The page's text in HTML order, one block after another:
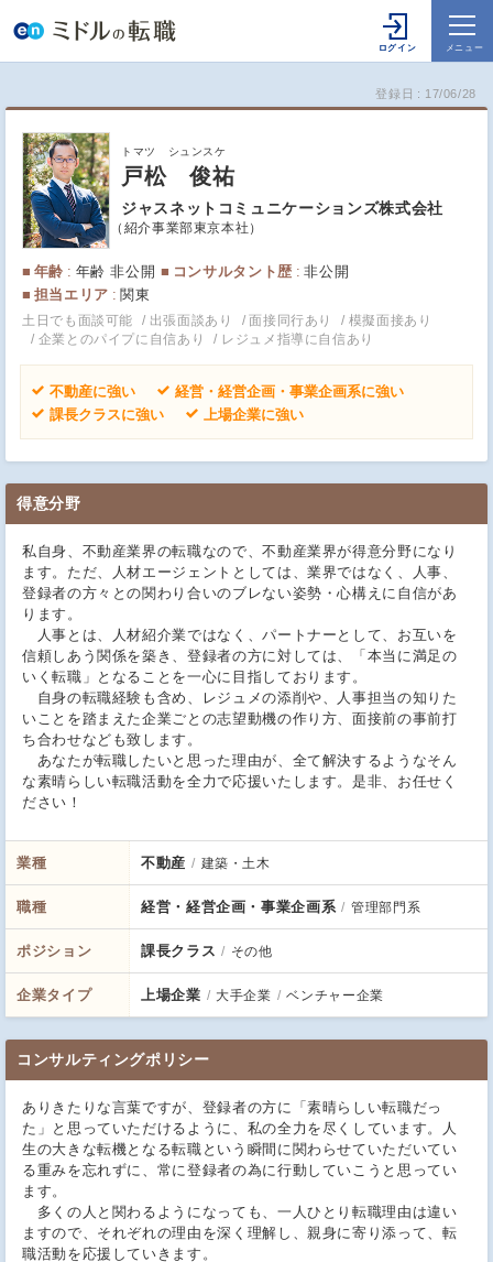
登録日 17/06/28
トマツ シュンスケ
戸松 俊祐
ジャスネットコミュニケーションズ株式会社
紹介事業部東京本社
年齢 年齢 非公開 コンサルタント歴
非公開
担当エリア
関東
土日でも面談可能 出張面談あり 面接同行あり
模擬面接あり
企業とのパイプに自信あり
レジュメ指導に自信あり
不動産に強い
経営・経営企画・事業企画系に強い
課長クラスに強い
上場企業に強い
得意分野
私自身、不動産業界の転職なので、不動産業界が得意分野になり
ます。ただ、人材エージェントとしては、業界ではなく、人事、
登録者の方々との関わり合いのブレない姿勢・心構えに自信があ
ります。
人事とは、人材紹介業ではなく、パートナーとして、お互いを
信頼しあう関係を築き、登録者の方に対しては、「本当に満足の
いく転職」となることを一心に目指しております。
自身の転職経験も含め、レジュメの添削や、人事担当の知りた
いことを踏まえた企業ごとの志望動機の作り方、面接前の事前打
ち合わせなども致します。
あなたが転職したいと思った理由が、全て解決するようなそん
な素晴らしい転職活動を全力で応援いたします。是非、お任せく
ださい！
業種 不動産 建築・土木
職種 経営・経営企画・事業企画系 管理部門系
ポジション 課長クラス その他
企業タイプ 上場企業 大手企業 ベンチャー企業
コンサルティングポリシー
ありきたりな言葉ですが、登録者の方に「素晴らしい転職だっ
た」と思っていただけるように、私の全力を尽くしています。人
生の大きな転機となる転職という瞬間に関わらせていただいてい
る重みを忘れずに、常に登録者の為に行動していこうと思ってい
ます。
多くの人と関わるようになっても、一人ひとり転職理由は違い
ますので、それぞれの理由を深く理解し、親身に寄り添って、転
職活動を応援していきます。